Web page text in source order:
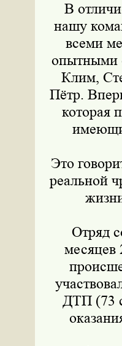
В
нашу
всеми
опытными
Клим,
Пётр.
которая
Это
реальной
Отряд
месяцев
ДТП (73